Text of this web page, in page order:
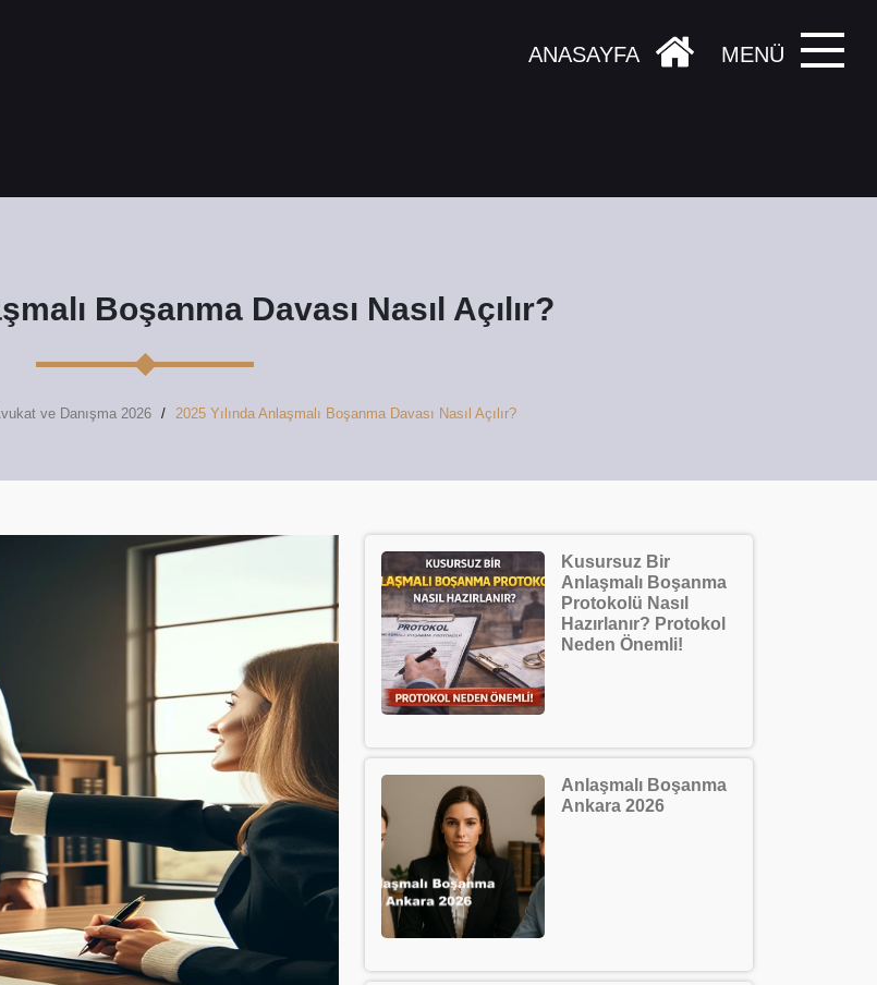
MENÜ
ANASAYFA
Boşanma Davası Nasıl Açılır?
ve Danışma 2026 2025 Yılında Anlaşmalı Boşanma Davası Nasıl Açılır?
Kusursuz Bir
Anlaşmalı Boşanma
Protokolü Nasıl
Hazırlanır? Protokol
Neden Önemli!
Anlaşmalı Boşanma
Ankara 2026